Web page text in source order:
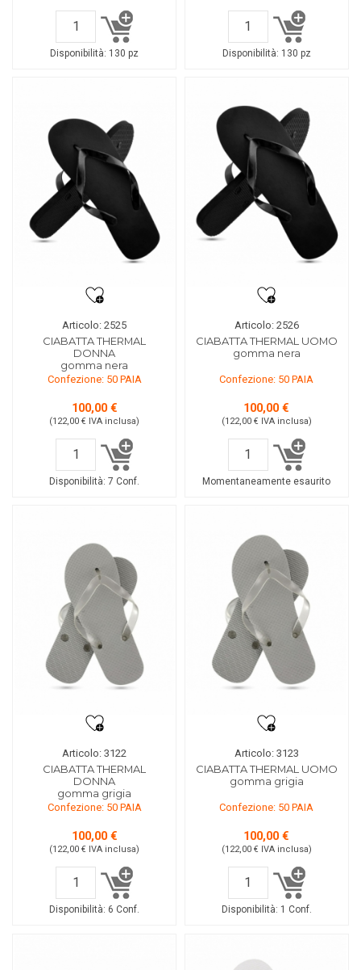
Disponibilità: 130 pz Disponibilità: 130 pz
Articolo: 2525
CIABATTA THERMAL
DONNA
gomma nera
Confezione: 50 PAIA
100,00 €
(122,00 € IVA inclusa)
Disponibilità:7 Conf.
Articolo: 2526
CIABATTA THERMAL UOMO
gomma nera
Confezione: 50 PAIA
100,00 €
(122,00 € IVA inclusa)
Momentaneamente esaurito
Articolo: 3122
CIABATTA THERMAL
DONNA
gomma grigia
Confezione: 50 PAIA
100,00 €
(122,00 € IVA inclusa)
Disponibilità: 6 Conf.
Articolo: 3123
CIABATTA THERMAL UOMO
gomma grigia
Confezione: 50 PAIA
100,00 €
(122,00 € IVA inclusa)
Disponibilità: 1 Conf.